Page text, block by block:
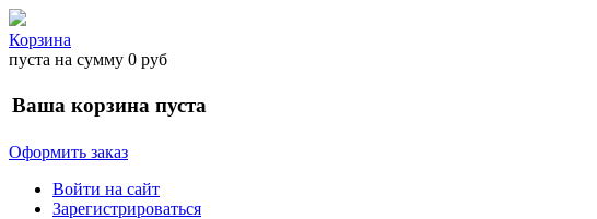
Корзина
пуста на сумму 0 руб
Ваша корзина пуста
Оформить заказ
Войти на сайт
Зарегистрироваться